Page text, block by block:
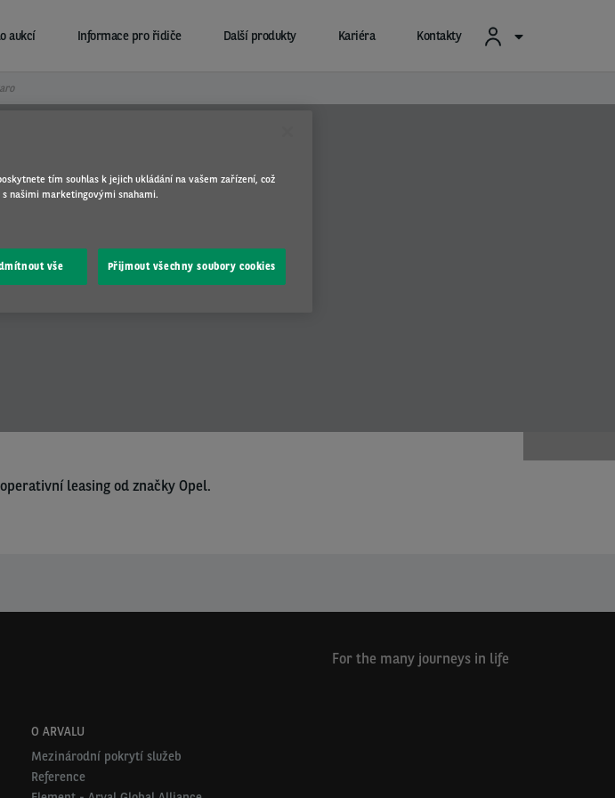
aukcí Informace pro řidiče Další produkty Kariéra Kontakty
leasing od značky Opel.
For the many journeys in life
O ARVALU
Mezinárodní pokrytí služeb
Reference
tím souhlas k jejich ukládání na vašem zařízení, což
našimi marketingovými snahami.
vše Přijmout všechny soubory cookies